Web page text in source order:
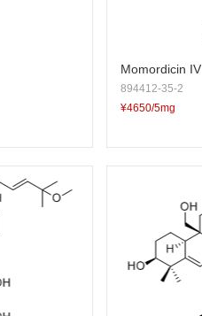
Momordicin IV
894412-35-2
¥4650/5mg